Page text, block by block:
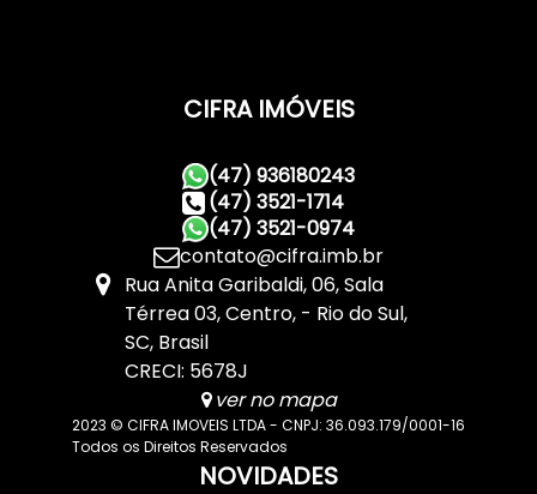
CIFRA IMÓVEIS
(47) 936180243
(47) 3521-1714
(47) 3521-0974
contato@cifra.imb.br
Rua Anita Garibaldi,06,Sala
Térrea 03,Centro, Rio do Sul,
SC, Brasil
CRECI: 5678J
ver no mapa
2023 © CIFRA IMOVEIS LTDA - CNPJ: 36.093.179/0001-16
Todos os Direitos Reservados
NOVIDADES